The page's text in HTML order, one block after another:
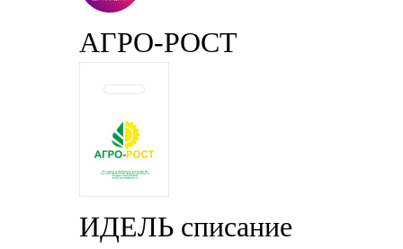
АГРО-РОСТ
ИДЕЛЬ списание